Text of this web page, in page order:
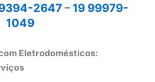
2647–19 99979-
1049
Eletrodomésticos: